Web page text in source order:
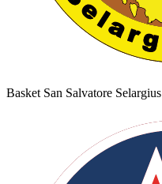
Basket San Salvatore Selargius